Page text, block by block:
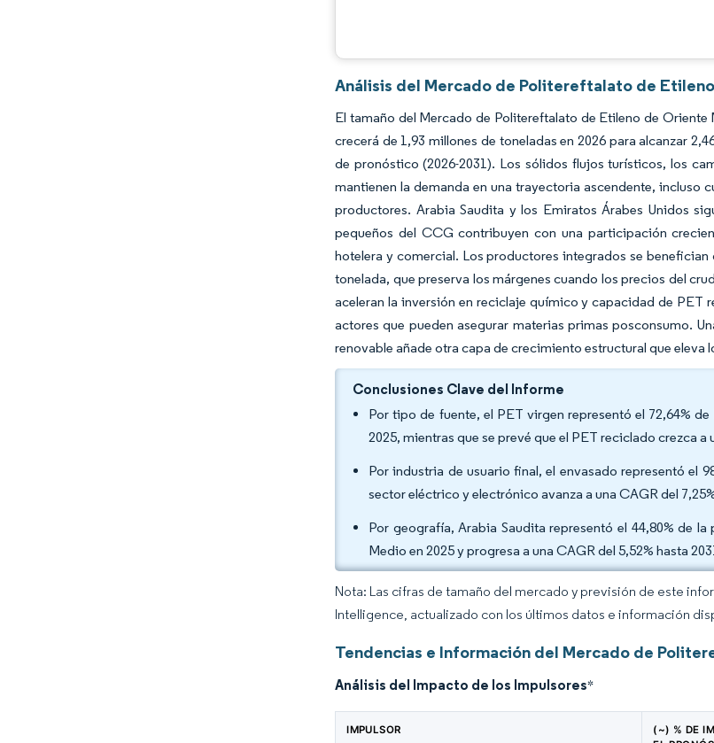
Análisis del Mercado de Politereftalato de
El tamaño del Mercado de Politereftalato de Etileno de
crecerá de 1,93 millones de toneladas en 2026 para alcanzar
de pronóstico (2026-2031). Los sólidos flujos turísticos, los
mantienen la demanda en una trayectoria ascendente,
productores. Arabia Saudita y los Emiratos Árabes Unidos
pequeños del CCG contribuyen con una participación
hotelera y comercial. Los productores integrados se
tonelada, que preserva los márgenes cuando los precios del
aceleran la inversión en reciclaje químico y capacidad de
actores que pueden asegurar materias primas posconsumo.
renovable añade otra capa de crecimiento estructural que
Conclusiones Clave del Informe
Por tipo de fuente, el PET virgen representó el 72,64%
2025, mientras que se prevé que el PET reciclado crezca a
Por industria de usuario final, el envasado representó el
sector eléctrico y electrónico avanza a una CAGR del
Por geografía, Arabia Saudita representó el 44,80% de
Medio en 2025 y progresa a una CAGR del 5,52% hasta
Nota: Las cifras de tamaño del mercado y previsión de este
Intelligence, actualizado con los últimos datos e información
Tendencias e Información del Mercado de
Análisis del Impacto de los Impulsores*
IMPULSOR
(~) % DE